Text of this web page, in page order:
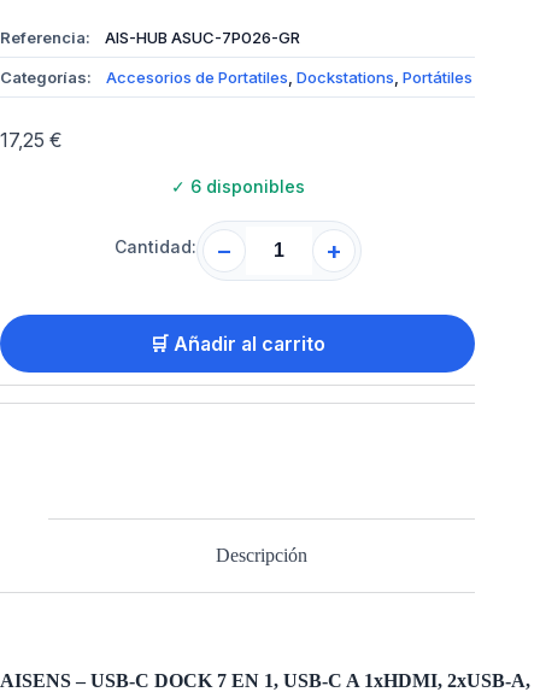
Referencia: AIS-HUB ASUC-7P026-GR
Categorías: Accesorios de Portatiles, Dockstations, Portátiles
17,25 €
✓ 6 disponibles
Cantidad: − +
🛒 Añadir al carrito
Descripción
AISENS – USB-C DOCK 7 EN 1, USB-C A 1xHDMI, 2xUSB-A,